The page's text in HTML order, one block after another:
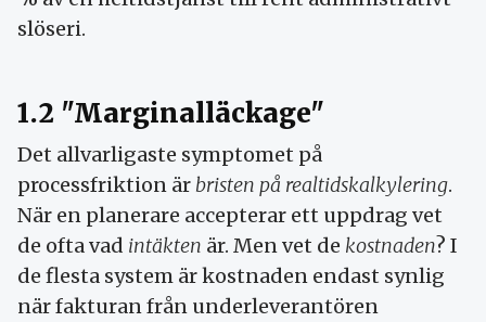
slöseri.
1.2 "Marginalläckage"
Det allvarligaste symptomet på
processfriktion är bristen på realtidskalkylering.
När en planerare accepterar ett uppdrag vet
de ofta vad intäkten är. Men vet de kostnaden? I
de flesta system är kostnaden endast synlig
när fakturan från underleverantören